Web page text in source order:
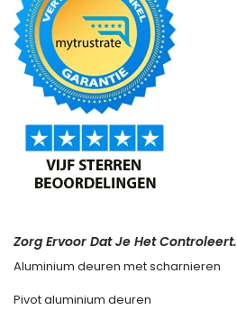
Zorg Ervoor Dat Je Het Controleert.
Aluminium deuren met scharnieren
Pivot aluminium deuren